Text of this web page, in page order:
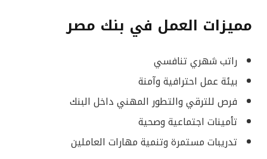
مميزات العمل في بنك مصر
راتب شهري تنافسي
بيئة عمل احترافية وآمنة
فرص للترقي والتطور المهني داخل البنك
تأمينات اجتماعية وصحية
تدريبات مستمرة وتنمية مهارات العاملين